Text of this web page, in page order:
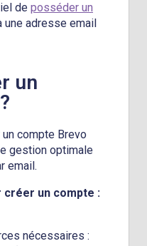
de posséder un
une adresse email
un
compte Brevo
gestion optimale
email.
créer un compte :
nécessaires :